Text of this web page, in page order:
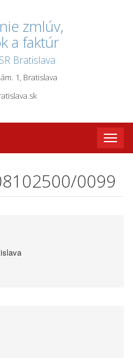
zmlúv,
a faktúr
Bratislava
1, Bratislava
Toggle
0099